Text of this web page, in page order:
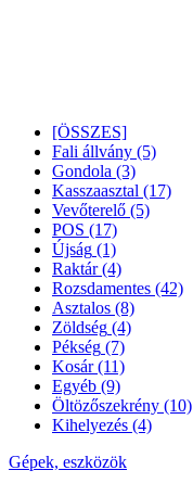
[ÖSSZES]
Fali állvány (5)
Gondola (3)
Kasszaasztal (17)
Vevőterelő (5)
POS (17)
Újság (1)
Raktár (4)
Rozsdamentes (42)
Asztalos (8)
Zöldség (4)
Pékség (7)
Kosár (11)
Egyéb (9)
Öltözőszekrény (10)
Kihelyezés (4)
Gépek, eszközök